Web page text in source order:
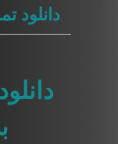
دانلود